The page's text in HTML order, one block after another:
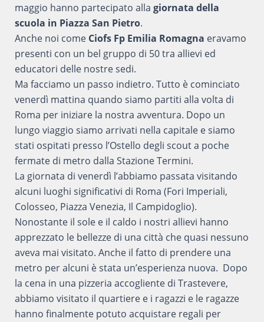
maggio hanno partecipato alla giornata della
scuola in Piazza San Pietro.
Anche noi comeCiofs Fp Emilia Romagna eravamo
presenti con un bel gruppo di 50 tra allievi ed
educatori delle nostre sedi.
Ma facciamo un passo indietro. Tutto è cominciato
venerdì mattina quando siamo partiti alla volta di
Roma per iniziare la nostra avventura. Dopo un
lungo viaggio siamo arrivati nella capitale e siamo
stati ospitati presso l’Ostello degli scout a poche
fermate di metro dalla Stazione Termini.
La giornata di venerdì l’abbiamo passata visitando
alcuni luoghi significativi di Roma (Fori Imperiali,
Colosseo, Piazza Venezia, Il Campidoglio).
Nonostante il sole e il caldo i nostri allievi hanno
apprezzato le bellezze di una città che quasi nessuno
aveva mai visitato. Anche il fatto di prendere una
metro per alcuni è stata un’esperienza nuova. Dopo
la cena in una pizzeria accogliente di Trastevere,
abbiamo visitato il quartiere e i ragazzi e le ragazze
hanno finalmente potuto acquistare regali per